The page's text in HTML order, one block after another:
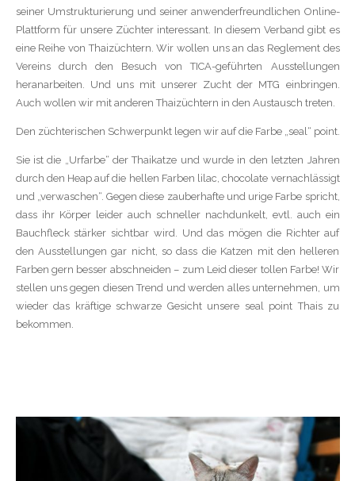
seiner Umstrukturierung und seiner anwenderfreundlichen Online-
Plattform für unsere Züchter interessant. In diesem Verband gibt es
eine Reihe von Thaizüchtern. Wir wollen uns an das Reglement des
Vereins durch den Besuch von TICA-geführten Ausstellungen
heranarbeiten. Und uns mit unserer Zucht der MTG einbringen.
Auch wollen wir mit anderen Thaizüchtern in den Austausch treten.
Den züchterischen Schwerpunkt legen wir auf die Farbe „seal“ point.
Sie ist die „Urfarbe“ der Thaikatze und wurde in den letzten Jahren
durch den Heap auf die hellen Farben lilac, chocolate vernachlässigt
und „verwaschen“. Gegen diese zauberhafte und urige Farbe spricht,
dass ihr Körper leider auch schneller nachdunkelt, evtl. auch ein
Bauchfleck stärker sichtbar wird. Und das mögen die Richter auf
den Ausstellungen gar nicht, so dass die Katzen mit den helleren
Farben gern besser abschneiden – zum Leid dieser tollen Farbe! Wir
stellen uns gegen diesen Trend und werden alles unternehmen, um
wieder das kräftige schwarze Gesicht unsere seal point Thais zu
bekommen.